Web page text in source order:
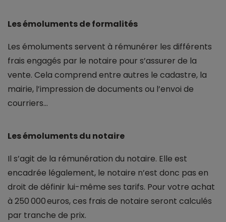
Les émoluments de formalités
Les émoluments servent à rémunérer les différents
frais engagés par le notaire pour s’assurer de la
vente. Cela comprend entre autres le cadastre, la
mairie, l’impression de documents ou l’envoi de
courriers...
Les émoluments du notaire
Il s’agit de la rémunération du notaire. Elle est
encadrée légalement, le notaire n’est donc pas en
droit de définir lui-même ses tarifs. Pour votre achat
à 250 000 euros, ces frais de notaire seront calculés
par tranche de prix.